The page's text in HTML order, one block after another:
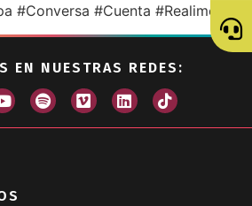
#Conversa #Cuenta #Realimenta
EN NUESTRAS REDES: